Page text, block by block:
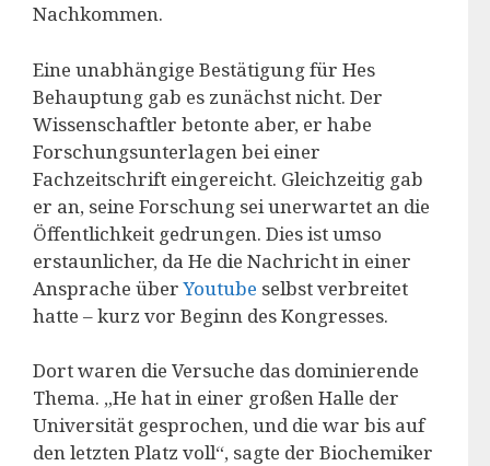
Nachkommen.
Eine unabhängige Bestätigung für Hes
Behauptung gab es zunächst nicht. Der
Wissenschaftler betonte aber, er habe
Forschungsunterlagen bei einer
Fachzeitschrift eingereicht. Gleichzeitig gab
er an, seine Forschung sei unerwartet an die
Öffentlichkeit gedrungen. Dies ist umso
erstaunlicher, da He die Nachricht in einer
Ansprache überYoutube selbst verbreitet
hatte – kurz vor Beginn des Kongresses.
Dort waren die Versuche das dominierende
Thema. „He hat in einer großen Halle der
Universität gesprochen, und die war bis auf
den letzten Platz voll“, sagte der Biochemiker